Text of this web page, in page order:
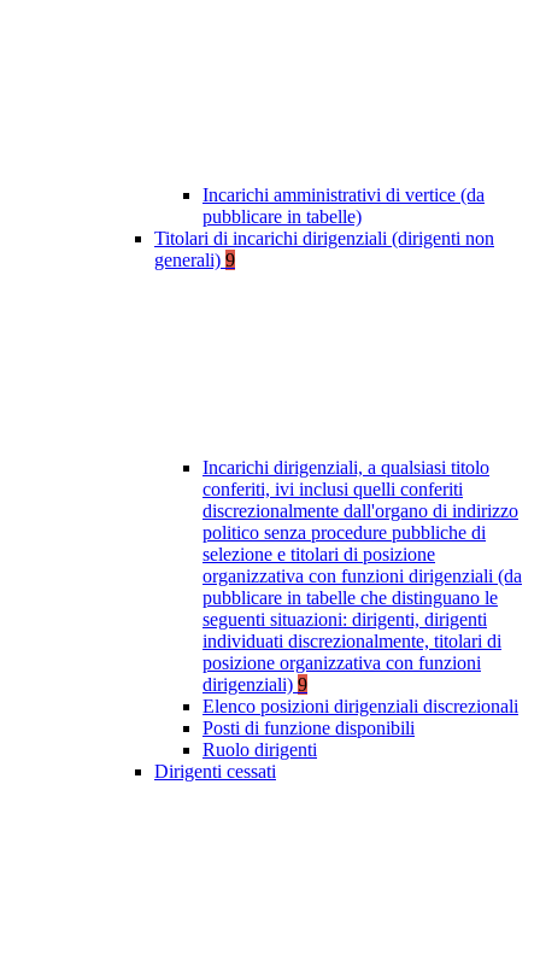
Incarichi amministrativi di vertice (da
pubblicare in tabelle)
Titolari di incarichi dirigenziali (dirigenti non
generali) 9
Incarichi dirigenziali, a qualsiasi titolo
conferiti, ivi inclusi quelli conferiti
discrezionalmente dall'organo di indirizzo
politico senza procedure pubbliche di
selezione e titolari di posizione
organizzativa con funzioni dirigenziali (da
pubblicare in tabelle che distinguano le
seguenti situazioni: dirigenti, dirigenti
individuati discrezionalmente, titolari di
posizione organizzativa con funzioni
dirigenziali) 9
Elenco posizioni dirigenziali discrezionali
Posti di funzione disponibili
Ruolo dirigenti
Dirigenti cessati